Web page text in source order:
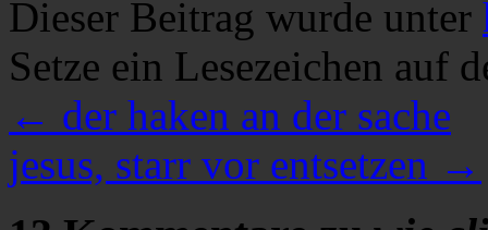
Dieser Beitrag wurde unter
Setze ein Lesezeichen auf
← der haken an der sache
jesus, starr vor entsetzen →